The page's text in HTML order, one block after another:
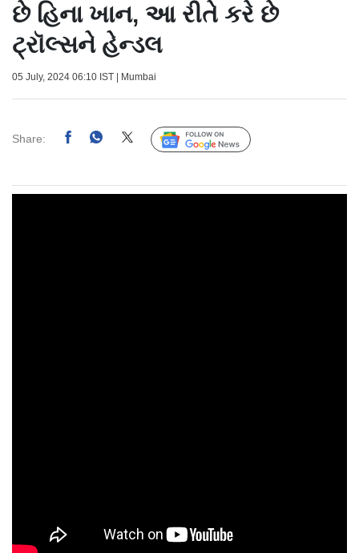
છે હિના ખાન, આ રીતે કરે છે
ટ્રૉલ્સને હેન્ડલ
05 July, 2024 06:10 IST | Mumbai
Share: Follow Us